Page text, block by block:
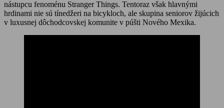
nástupcu fenoménu Stranger Things. Tentoraz však hlavnými
hrdinami nie sú tínedžeri na bicykloch, ale skupina seniorov žijúcich
v luxusnej dôchodcovskej komunite v púšti Nového Mexika.